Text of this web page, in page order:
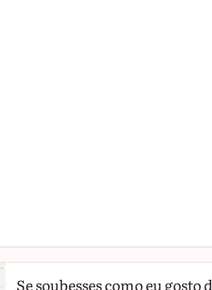
Se soubesses como eu